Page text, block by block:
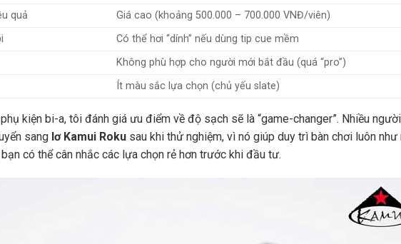
quả
Giá cao (khoảng 500.000 – 700.000 VNĐ/viên)
Có thể hơi “dính” nếu dùng tip cue mềm
Không phù hợp cho người mới bắt đầu (quá “pro”)
Ít màu sắc lựa chọn (chủ yếu slate)
kiện bi-a, tôi đánh giá ưu điểm về độ sạch sẽ là “game-changer”. Nhiều
sang lơ Kamui Roku sau khi thử nghiệm, vì nó giúp duy trì bàn chơi luôn như
có thể cân nhắc các lựa chọn rẻ hơn trước khi đầu tư.